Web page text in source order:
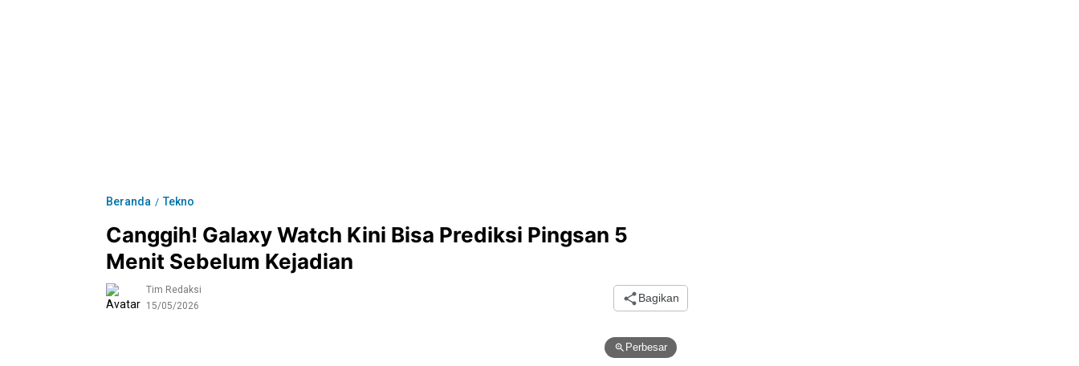
Beranda / Tekno
Canggih! Galaxy Watch Kini Bisa Prediksi Pingsan 5
Menit Sebelum Kejadian
Tim Redaksi
15/05/2026
Bagikan
Perbesar